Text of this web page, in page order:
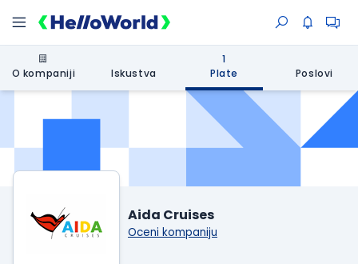
O kompaniji Iskustva
1
Plate
Poslovi
Aida Cruises
Oceni kompaniju